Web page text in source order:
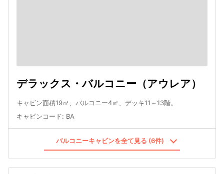
デラックス・バルコニー（アウレア）
キャビン面積19㎡、バルコニー4㎡、デッキ11～13階。
キャビンコード: BA
バルコニーキャビンを全て見る (6件)